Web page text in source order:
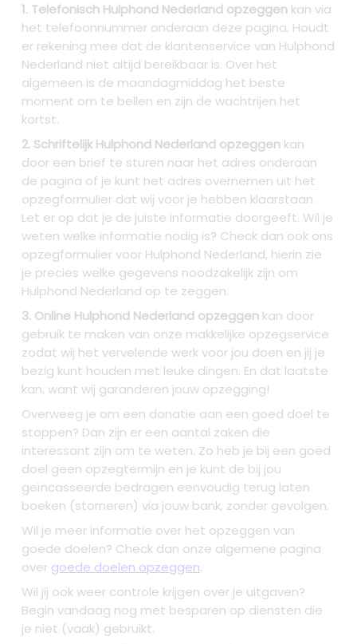
1. Telefonisch Hulphond Nederland opzeggen kan via
het telefoonnummer onderaan deze pagina. Houdt
er rekening mee dat de klantenservice van Hulphond
Nederland niet altijd bereikbaar is. Over het
algemeen is de maandagmiddag het beste
moment om te bellen en zijn de wachtrijen het
kortst.
2. Schriftelijk Hulphond Nederland opzeggen kan
door een brief te sturen naar het adres onderaan
de pagina of je kunt het adres overnemen uit het
opzegformulier dat wij voor je hebben klaarstaan.
Let er op dat je de juiste informatie doorgeeft. Wil je
weten welke informatie nodig is? Check dan ook ons
opzegformulier voor Hulphond Nederland, hierin zie
je precies welke gegevens noodzakelijk zijn om
Hulphond Nederland op te zeggen.
3. Online Hulphond Nederland opzeggen kan door
gebruik te maken van onze makkelijke opzegservice
zodat wij het vervelende werk voor jou doen en jij je
bezig kunt houden met leuke dingen. En dat laatste
kan, want wij garanderen jouw opzegging!
Overweeg je om een donatie aan een goed doel te
stoppen? Dan zijn er een aantal zaken die
interessant zijn om te weten. Zo heb je bij een goed
doel geen opzegtermijn en je kunt de bij jou
geïncasseerde bedragen eenvoudig terug laten
boeken (storneren) via jouw bank, zonder gevolgen.
Wil je meer informatie over het opzeggen van
goede doelen? Check dan onze algemene pagina
over goede doelen opzeggen.
Wil jij ook weer controle krijgen over je uitgaven?
Begin vandaag nog met besparen op diensten die
je niet (vaak) gebruikt.